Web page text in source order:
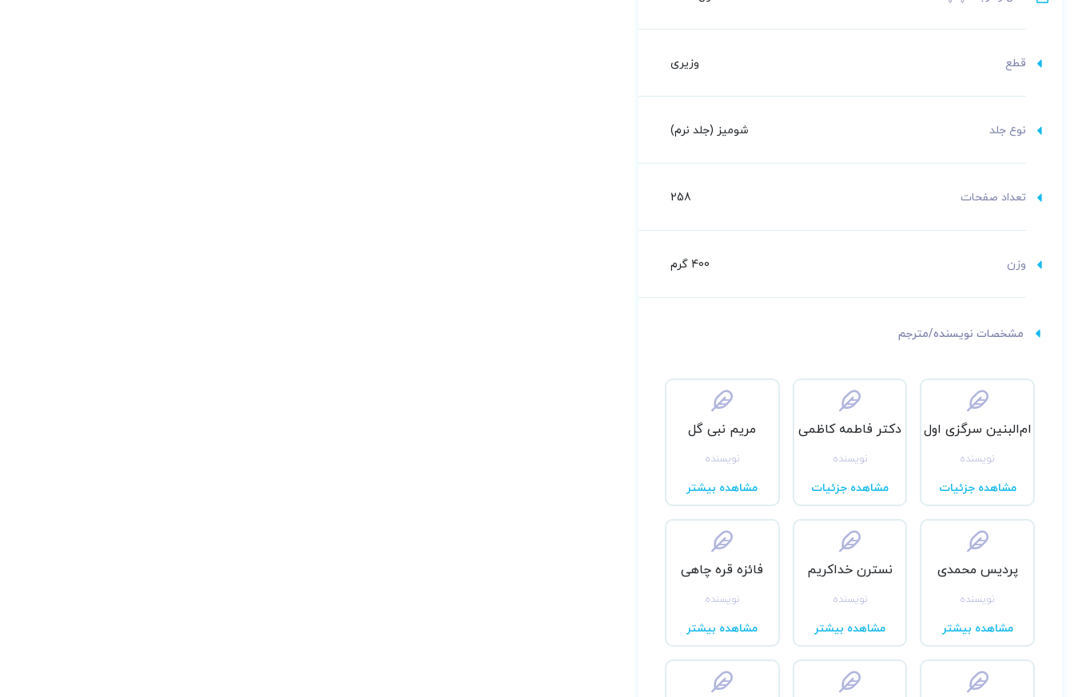
قطع وزیری
نوع جلد شومیز (جلد نرم)
تعداد صفحات 258
وزن 400 گرم
مشخصات نویسنده/مترجم
ام‌البنین سرگزی اول
نویسنده
مشاهده جزئیات
دکتر فاطمه کاظمی
نویسنده
مشاهده جزئیات
مریم نبی گل
نویسنده
مشاهده بیشتر
پردیس محمدی
نویسنده
مشاهده بیشتر
نسترن خداکریم
نویسنده
مشاهده بیشتر
فائزه قره چاهی
نویسنده
مشاهده بیشتر